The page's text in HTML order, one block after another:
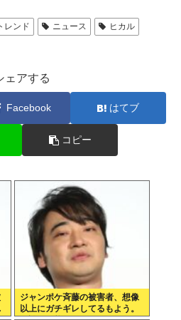
レンド ニュース
ヒカル
ェアする
Facebook はてブ
コピー
ジャンポケ斉藤の被害者、想像
以上にガチギレしてるもよう。